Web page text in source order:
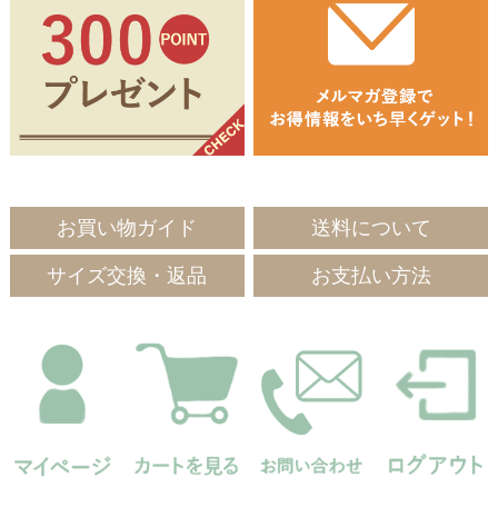
お買い物ガイド 送料について
サイズ交換・返品 お支払い方法